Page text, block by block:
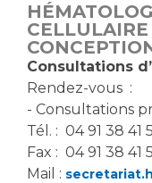
Consultations
Rendez-vous :
- Consultations
Tél. : 04 91 38 41
Fax : 04 91 38 41
Mail :